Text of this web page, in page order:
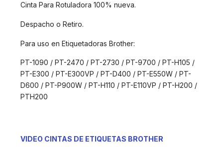
Cinta Para Rotuladora 100% nueva.
Despacho o Retiro.
Para uso en Etiquetadoras Brother:
PT-1090 / PT-2470 / PT-2730 / PT-9700 / PT-H105 /
PT-E300 / PT-E300VP / PT-D400 / PT-E550W / PT-
D600 / PT-P900W / PT-H110 / PT-E110VP / PT-H200 /
PTH200
VIDEO CINTAS DE ETIQUETAS BROTHER